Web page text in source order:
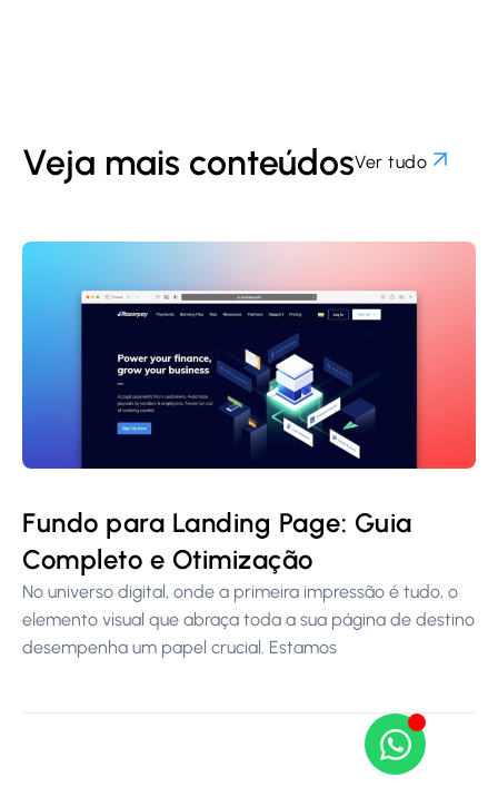
Veja mais conteúdosVer tudo
Fundo para Landing Page: Guia
Completo e Otimização
No universo digital, onde a primeira impressão é tudo, o
elemento visual que abraça toda a sua página de destino
desempenha um papel crucial. Estamos